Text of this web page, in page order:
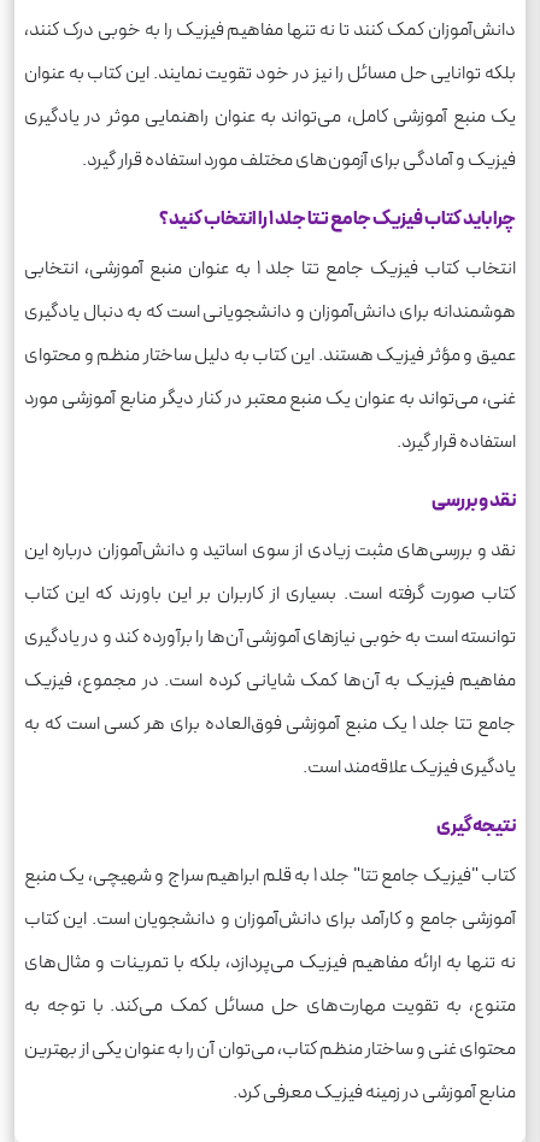
دانش‌آموزان کمک کنند تا نه تنها مفاهیم فیزیک را به خوبی درک کنند،
بلکه توانایی حل مسائل را نیز در خود تقویت نمایند. این کتاب به عنوان
یک منبع آموزشی کامل، می‌تواند به عنوان راهنمایی موثر در یادگیری
فیزیک و آمادگی برای آزمون‌های مختلف مورد استفاده قرار گیرد.
چرا باید کتاب فیزیک جامع تتا جلد 1 را انتخاب کنید؟
انتخاب کتاب فیزیک جامع تتا جلد 1 به عنوان منبع آموزشی، انتخابی
هوشمندانه برای دانش‌آموزان و دانشجویانی است که به دنبال یادگیری
عمیق و مؤثر فیزیک هستند. این کتاب به دلیل ساختار منظم و محتوای
غنی، می‌تواند به عنوان یک منبع معتبر در کنار دیگر منابع آموزشی مورد
استفاده قرار گیرد.
نقد و بررسی
نقد و بررسی‌های مثبت زیادی از سوی اساتید و دانش‌آموزان درباره این
کتاب صورت گرفته است. بسیاری از کاربران بر این باورند که این کتاب
توانسته است به خوبی نیازهای آموزشی آن‌ها را برآورده کند و در یادگیری
مفاهیم فیزیک به آن‌ها کمک شایانی کرده است. در مجموع، فیزیک
جامع تتا جلد 1 یک منبع آموزشی فوق‌العاده برای هر کسی است که به
یادگیری فیزیک علاقه‌مند است.
نتیجه‌گیری
کتاب "فیزیک جامع تتا" جلد 1 به قلم ابراهیم سراج و شهیچی، یک منبع
آموزشی جامع و کارآمد برای دانش‌آموزان و دانشجویان است. این کتاب
نه تنها به ارائه مفاهیم فیزیک می‌پردازد، بلکه با تمرینات و مثال‌های
متنوع، به تقویت مهارت‌های حل مسائل کمک می‌کند. با توجه به
محتوای غنی و ساختار منظم کتاب، می‌توان آن را به عنوان یکی از بهترین
منابع آموزشی در زمینه فیزیک معرفی کرد.